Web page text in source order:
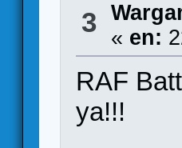
3
« en:
RAF
ya!!!